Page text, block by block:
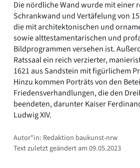
Die nördliche Wand wurde mit einer
Schrankwand und Vertäfelung von
die mit architektonischen und
sowie alttestamentarischen und
Bildprogrammen versehen ist.
Ratssaal ein reich verzierter,
1621 aus Sandstein mit figürlichem
Hinzu kommen Porträts von den
Friedensverhandlungen, die den
beendeten, darunter Kaiser
Ludwig XIV.
Autor*in: Redaktion baukunst-nrw
Text zuletzt geändert am 09.05.2023